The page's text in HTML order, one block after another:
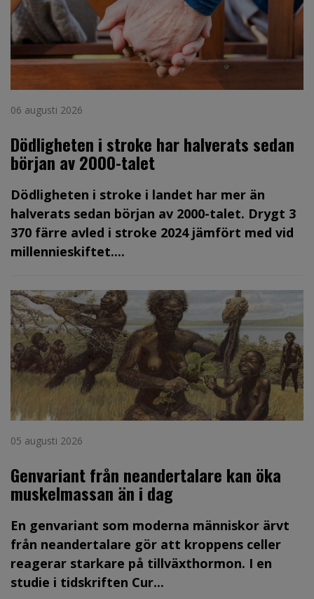
06 augusti 2026
Dödligheten i stroke har halverats sedan
början av 2000-talet
Dödligheten i stroke i landet har mer än
halverats sedan början av 2000-talet. Drygt 3
370 färre avled i stroke 2024 jämfört med vid
millennieskiftet....
05 augusti 2026
Genvariant från neandertalare kan öka
muskelmassan än i dag
En genvariant som moderna människor ärvt
från neandertalare gör att kroppens celler
reagerar starkare på tillväxthormon. I en
studie i tidskriften Cur...